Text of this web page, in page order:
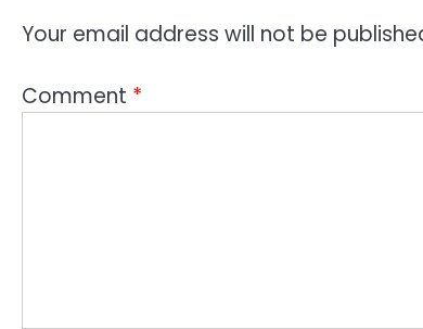
Your email address will not be
Comment *